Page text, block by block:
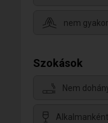
nem
Szokások
Nem